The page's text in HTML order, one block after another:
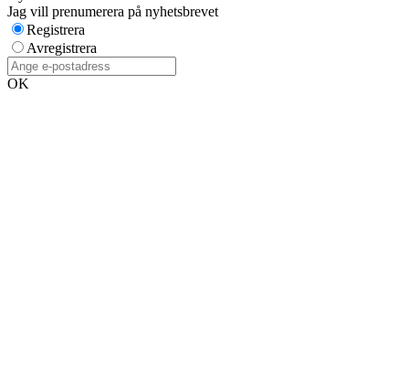
Jag vill prenumerera på nyhetsbrevet
Registrera
Avregistrera
OK